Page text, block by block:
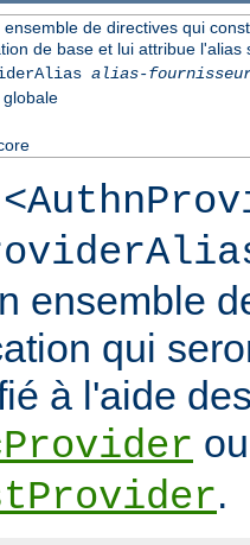
ensemble de directives qui
de base et lui attribue l'alias
alias-
ensemble
qui
à l'aide
ou
.